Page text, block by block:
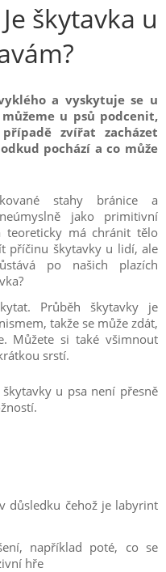
škytavka u
a vyskytuje se u
u psů podcenit,
zvířat zacházet
pochází a co může
stahy bránice a
jako primitivní
má chránit tělo
příčinu škytavky u lidí, ale
po našich plazích
Průběh škytavky je
takže se může zdát,
Můžete si také všimnout
srstí.
u psa není přesně
důsledku čehož je labyrint
například poté, co se
hře